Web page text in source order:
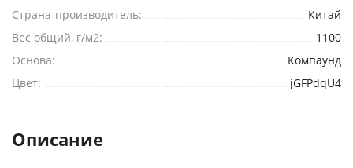
Страна-производитель:
Китай
Вес общий, г/м2:
1100
Основа:
Компаунд
Цвет:
jGFPdqU4
Описание